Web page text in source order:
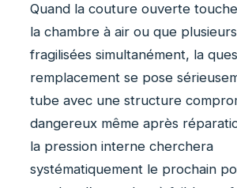
Quand la couture ouverte
la chambre à air ou que
fragilisées simultanément, la
remplacement se pose
tube avec une structure
dangereux même après
la pression interne cherchera
systématiquement le prochain